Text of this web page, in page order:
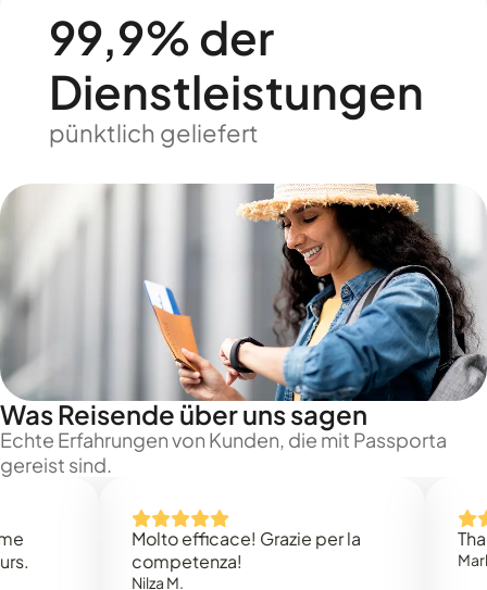
99,9% der
Dienstleistungen
pünktlich geliefert
Was Reisende über uns sagen
Echte Erfahrungen von Kunden, die mit Passporta
gereist sind.
Molto efficace! Grazie per la
competenza!
Nilza M.
Thank
Mark N.